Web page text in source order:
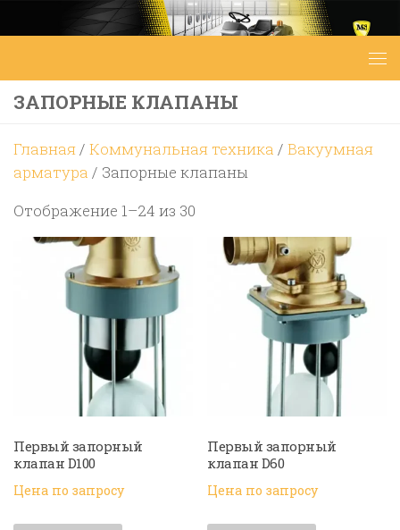
Перейти к содержимому
ЗАПОРНЫЕ КЛАПАНЫ
Главная/ Коммунальная техника / Вакуумная
арматура / Запорные клапаны
Отображение 1–24 из 30
возрастанию
Первый запорный
клапан D100
Цена по запросу
Первый запорный
клапан D60
Цена по запросу